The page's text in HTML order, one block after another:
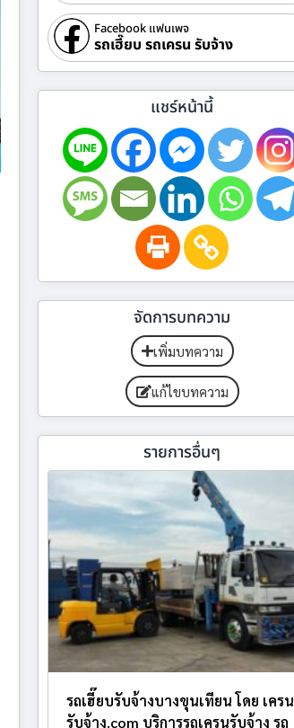
Facebook แฟนเพจ
รถเฮี๊ยบ รถเครน รับจ้าง
แชร์หน้านี้
จัดการบทความ
เพิ่มบทความ
แก้ไขบทความ
รายการอื่นๆ
รถเฮี๊ยบรับจ้างบางขุนเทียน โดย เครน
รับจ้าง.com บริการรถเครนรับจ้าง รถ